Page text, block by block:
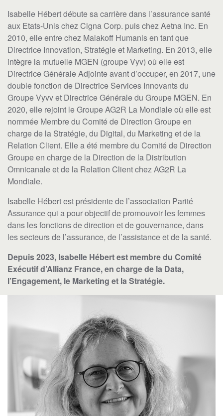
Isabelle Hébert débute sa carrière dans l’assurance santé
aux Etats-Unis chez Cigna Corp. puis chez Aetna Inc. En
2010, elle entre chez Malakoff Humanis en tant que
Directrice Innovation, Stratégie et Marketing. En 2013, elle
intègre la mutuelle MGEN (groupe Vyv) où elle est
Directrice Générale Adjointe avant d’occuper, en 2017, une
double fonction de Directrice Services Innovants du
Groupe Vyvv et Directrice Générale du Groupe MGEN. En
2020, elle rejoint le Groupe AG2R La Mondiale où elle est
nommée Membre du Comité de Direction Groupe en
charge de la Stratégie, du Digital, du Marketing et de la
Relation Client. Elle a été membre du Comité de Direction
Groupe en charge de la Direction de la Distribution
Omnicanale et de la Relation Client chez AG2R La
Mondiale.
Isabelle Hébert est présidente de l’association Parité
Assurance qui a pour objectif de promouvoir les femmes
dans les fonctions de direction et de gouvernance, dans
les secteurs de l’assurance, de l’assistance et de la santé.
Depuis 2023, Isabelle Hébert est membre du Comité
Exécutif d’Allianz France, en charge de la Data,
l’Engagement, le Marketing et la Stratégie.